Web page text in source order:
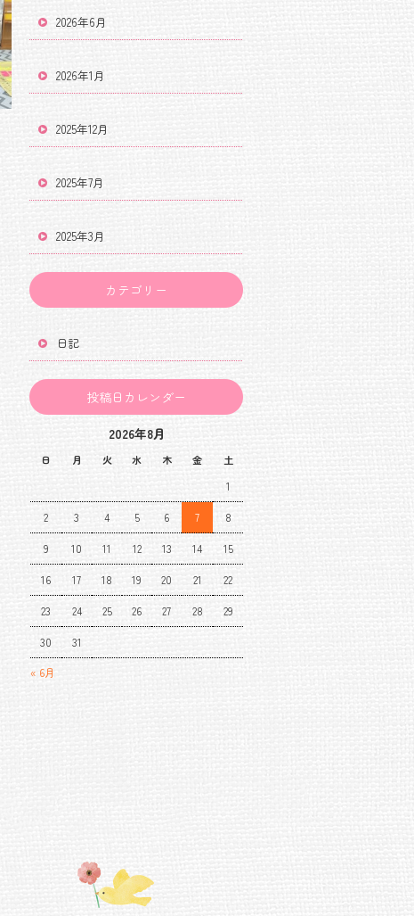
2026年6月
2026年1月
2025年12月
2025年7月
2025年3月
カテゴリー
日記
投稿日カレンダー
2026年8月
日 月 火 水 木 金 土
« 6月
1
2 3 4 5 6 7 8
9 10 11 12 13 14 15
16 17 18 19 20 21 22
23 24 25 26 27 28 29
30 31